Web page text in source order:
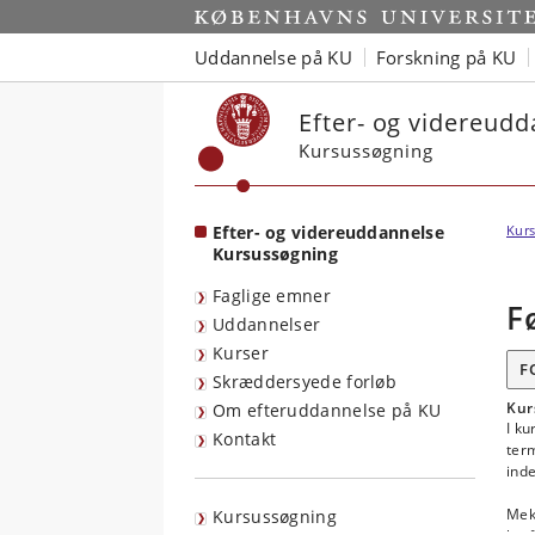
Start
Uddannelse på KU Forskning på KU
Efter- og
Kursussøgning
Efter- og videreuddannelse
Kursussøgning
Faglige emner
Uddannelser
Kurser
Skræddersyede forløb
Om efteruddannelse på KU
Kontakt
Kursussøgning
I